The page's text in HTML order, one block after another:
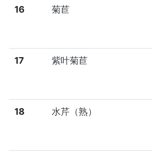
16 菊苣
17 紫叶菊苣
18 水芹（熟）